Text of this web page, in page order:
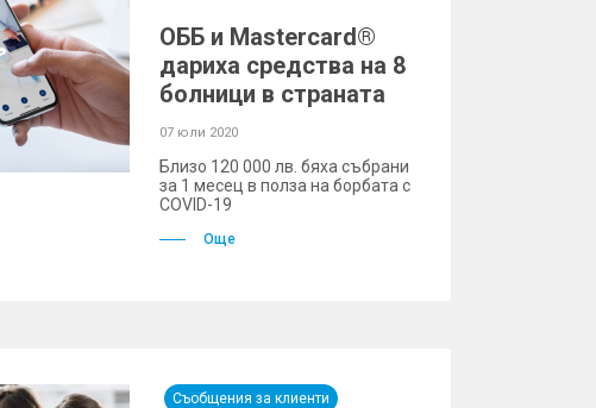
ОББ и Mastercard®
дариха средства на 8
болници в страната
07 юли 2020
Близо 120 000 лв. бяха събрани
за 1 месец в полза на борбата с
COVID-19
Още
Съобщения за клиенти